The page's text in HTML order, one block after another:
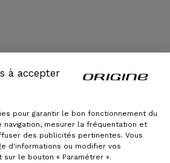
à accepter
pour garantir le bon fonctionnement du
mesurer la fréquentation et
des publicités pertinentes. Vous
d'informations ou modifier vos
le bouton « Paramétrer ».